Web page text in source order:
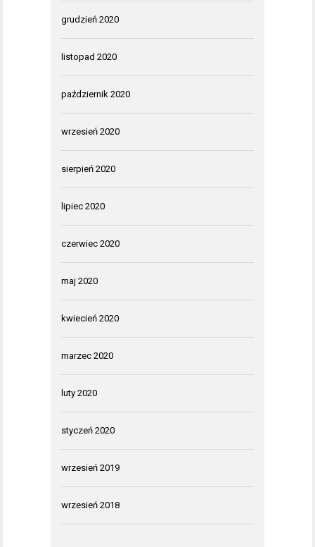
grudzień 2020
listopad 2020
październik 2020
wrzesień 2020
sierpień 2020
lipiec 2020
czerwiec 2020
maj 2020
kwiecień 2020
marzec 2020
luty 2020
styczeń 2020
wrzesień 2019
wrzesień 2018